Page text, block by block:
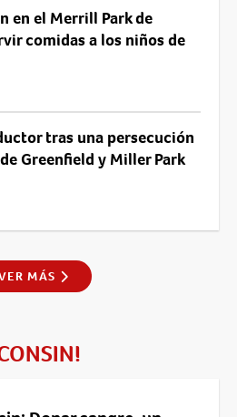
en el Merrill Park de
comidas a los niños de
tras una persecución
Greenfield y Miller Park
MÁS